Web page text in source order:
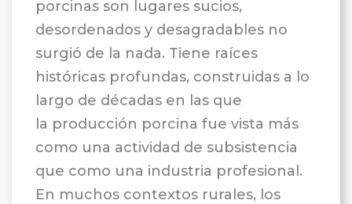
porcinas son lugares sucios,
desordenados y desagradables no
surgió de la nada. Tiene raíces
históricas profundas, construidas a lo
largo de décadas en las que
la producción porcina fue vista más
como una actividad de subsistencia
que como una industria profesional.
En muchos contextos rurales, los